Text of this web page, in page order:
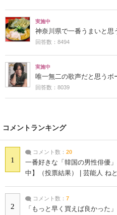
実施中
神奈川県で一番うまいと思
回答数：8494
実施中
唯一無二の歌声だと思うボ
回答数：8039
コメントランキング
1
コメント数： 20
一番好きな「韓国の男性俳優
中】（投票結果） | 芸能人 ね
2
コメント数： 7
「もっと早く買えば良かった